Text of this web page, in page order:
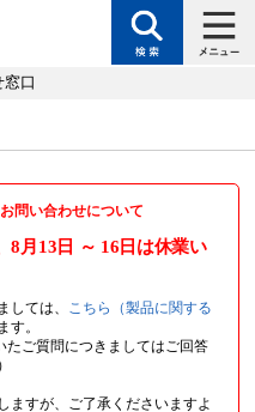
口
問い合わせについて
8月13日 ～ 16日 は休業い
しては、
こちら（製品に関する
す。
たご質問につきましてはご回答
ますが、ご了承くださいますよ